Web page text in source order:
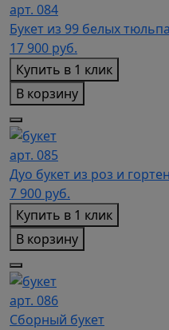
арт. 084
Букет из 99 белых
17 900 руб.
Купить в 1 клик
В корзину
арт. 085
Дуо букет из роз и
7 900 руб.
Купить в 1 клик
В корзину
арт. 086
Сборный букет